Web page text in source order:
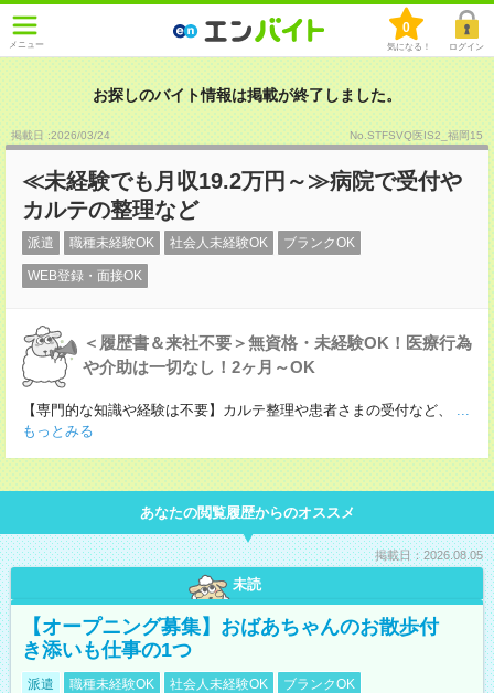
メニュー
0
気になる！ ログイン
お探しのバイト情報は掲載が終了しました。
掲載日 :2026/03/24 No.STFSVQ医IS2_福岡15
≪未経験でも月収19.2万円～≫病院で受付や
カルテの整理など
派遣 職種未経験OK 社会人未経験OK ブランクOK
WEB登録・面接OK
＜履歴書＆来社不要＞無資格・未経験OK！医療行為
や介助は一切なし！2ヶ月～OK
【専門的な知識や経験は不要】カルテ整理や患者さまの受付など、
...
もっとみる
あなたの閲覧履歴からのオススメ
掲載日：2026.08.05
未読
【オープニング募集】おばあちゃんのお散歩付
き添いも仕事の1つ
派遣 職種未経験OK 社会人未経験OK
ブランクOK